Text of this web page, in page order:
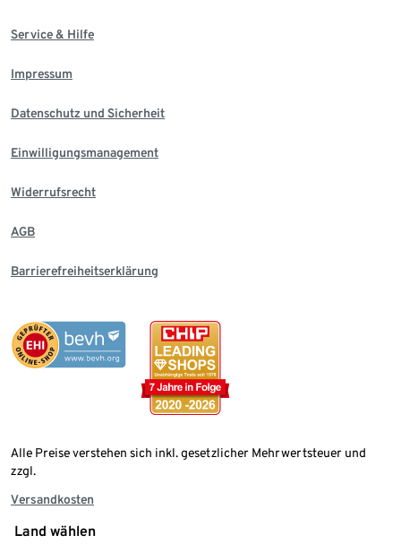
Service & Hilfe
Impressum
Datenschutz und Sicherheit
Einwilligungsmanagement
Widerrufsrecht
AGB
Barrierefreiheitserklärung
Alle Preise verstehen sich inkl. gesetzlicher Mehrwertsteuer und
zzgl.
Versandkosten
Land wählen